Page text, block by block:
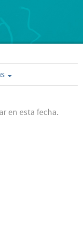
en esta fecha.